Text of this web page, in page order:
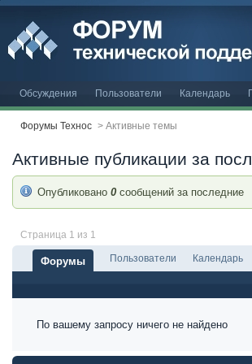
Обсуждения Пользователи Календарь
Форумы Технос > Активные темы
Активные публикации за
Опубликовано 0 сообщений за последние
Страница 1 из 1
Форумы Пользователи Календарь
По вашему запросу ничего не найдено